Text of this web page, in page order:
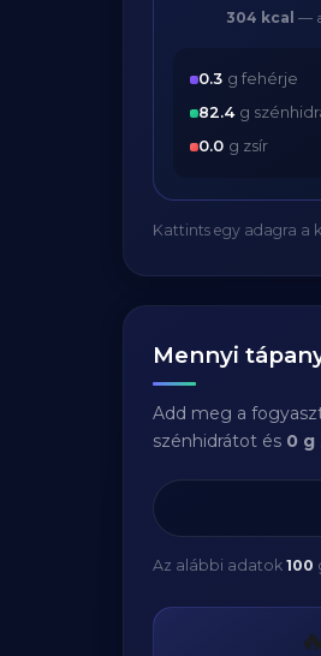
304 kcal —
0.3 g fehérje
82.4 g
0.0 g zsír
Kattints egy adagra a
Mennyi
Add meg a
szénhidrátot és 0 g
Az alábbi adatok 100
🔥